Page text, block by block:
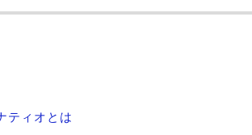
ティオとは